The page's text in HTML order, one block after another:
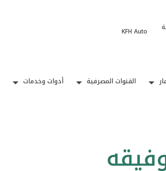
KFH Auto
القنوات المصرفية أدوات وخدمات